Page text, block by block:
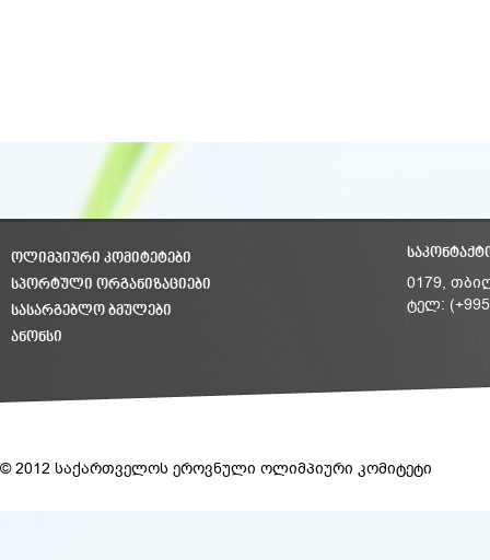
ᲝᲚᲘᲛᲞᲘᲣᲠᲘ ᲙᲝᲛᲘᲢᲔᲢᲔᲑᲘ
ᲡᲞᲝᲠᲢᲣᲚᲘ ᲝᲠᲒᲐᲜᲘᲖᲐᲪᲘᲔᲑᲘ
ᲡᲐᲡᲐᲠᲒᲔᲑᲚᲝ ᲑᲛᲣᲚᲔᲑᲘ
ᲐᲜᲝᲜᲡᲘ
0179,
ტელ: (+995
© 2012 საქართველოს ეროვნული ოლიმპიური კომიტეტი